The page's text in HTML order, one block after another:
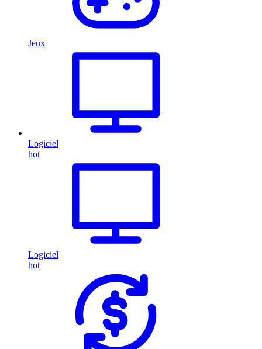
Jeux
Logiciel
hot
Logiciel
hot